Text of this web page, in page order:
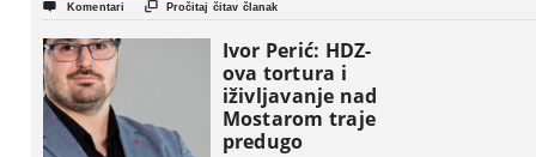
pojavljuju kao
osnovne
političke jedinice
 Komentari  Pročitaj čitav članak
Ivor Perić: HDZ-
ova tortura i
iživljavanje nad
Mostarom traje
predugo